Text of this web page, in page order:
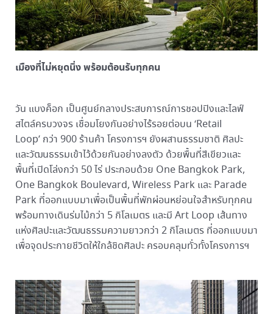
เมืองที่ไม่หยุดนิ่ง พร้อมต้อนรับทุกคน
วัน แบงค็อก เป็นศูนย์กลางประสบการณ์การชอปปิงและไลฟ์
สไตล์ครบวงจร เชื่อมโยงกันอย่างไร้รอยต่อบน ‘Retail
Loop’ กว่า 900 ร้านค้า โครงการฯ ยังผสานธรรมชาติ ศิลปะ
และวัฒนธรรมเข้าไว้ด้วยกันอย่างลงตัว ด้วยพื้นที่สีเขียวและ
พื้นที่เปิดโล่งกว่า 50 ไร่ ประกอบด้วย One Bangkok Park,
One Bangkok Boulevard, Wireless Park และ Parade
Park ที่ออกแบบมาเพื่อเป็นพื้นที่พักผ่อนหย่อนใจสำหรับทุกคน
พร้อมทางเดินร่มไม้กว่า 5 กิโลเมตร และมี Art Loop เส้นทาง
แห่งศิลปะและวัฒนธรรมความยาวกว่า 2 กิโลเมตร ที่ออกแบบมา
เพื่อจุดประกายชีวิตให้ใกล้ชิดศิลปะ ครอบคลุมทั่วทั้งโครงการฯ